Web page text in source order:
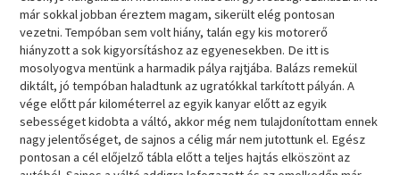
már sokkal jobban éreztem magam, sikerült elég pontosan
vezetni. Tempóban sem volt hiány, talán egy kis motorerő
hiányzott a sok kigyorsításhoz az egyenesekben. De itt is
mosolyogva mentünk a harmadik pálya rajtjába. Balázs remekül
diktált, jó tempóban haladtunk az ugratókkal tarkított pályán. A
vége előtt pár kilométerrel az egyik kanyar előtt az egyik
sebességet kidobta a váltó, akkor még nem tulajdonítottam ennek
nagy jelentőséget, de sajnos a célig már nem jutottunk el. Egész
pontosan a cél előjelző tábla előtt a teljes hajtás elköszönt az